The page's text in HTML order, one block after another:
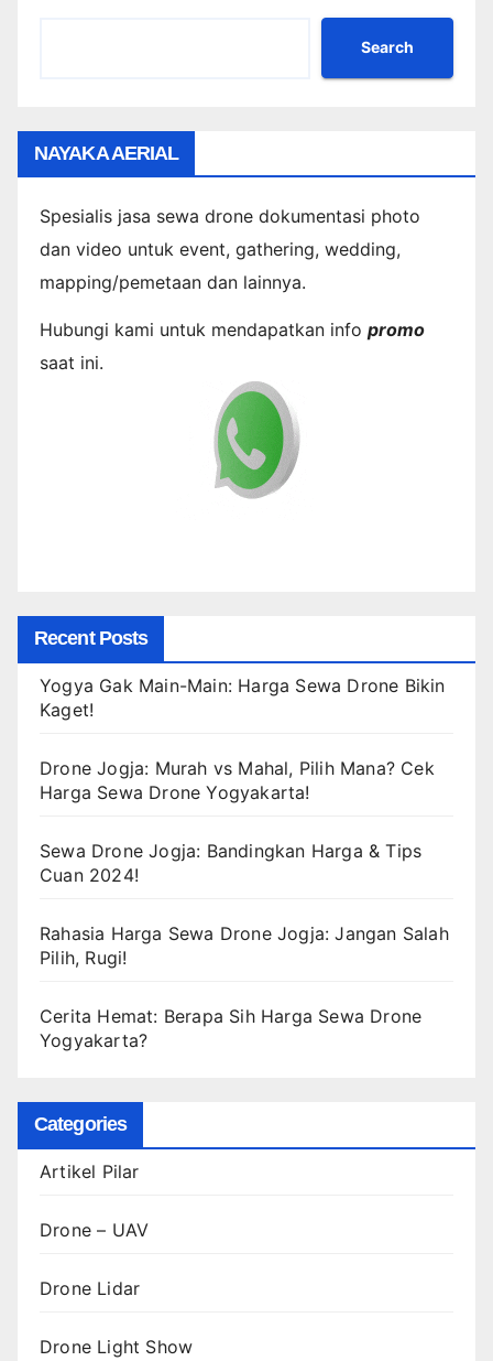
Search
NAYAKA AERIAL
Spesialis jasa sewa drone dokumentasi photo
dan video untuk event, gathering, wedding,
mapping/pemetaan dan lainnya.
Hubungi kami untuk mendapatkan info promo
saat ini.
Recent Posts
Yogya Gak Main-Main: Harga Sewa Drone Bikin
Kaget!
Drone Jogja: Murah vs Mahal, Pilih Mana? Cek
Harga Sewa Drone Yogyakarta!
Sewa Drone Jogja: Bandingkan Harga & Tips
Cuan 2024!
Rahasia Harga Sewa Drone Jogja: Jangan Salah
Pilih, Rugi!
Cerita Hemat: Berapa Sih Harga Sewa Drone
Yogyakarta?
Categories
Artikel Pilar
Drone – UAV
Drone Lidar
Drone Light Show